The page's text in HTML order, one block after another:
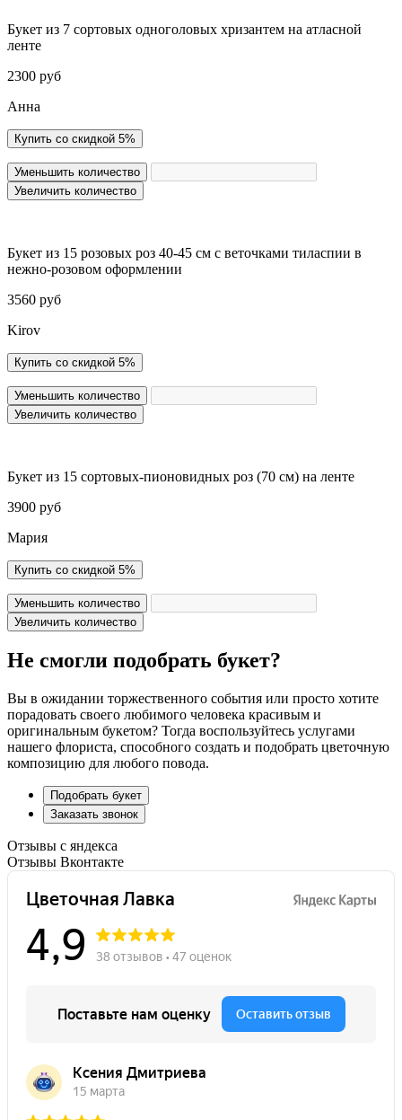
Букет из 7 сортовых одноголовых хризантем на атласной
ленте
2300 руб
Анна
Купить со скидкой 5%
Уменьшить количество
Увеличить количество
Букет из 15 розовых роз 40-45 см с веточками тиласпии в
нежно-розовом оформлении
3560 руб
Kirov
Купить со скидкой 5%
Уменьшить количество
Увеличить количество
Букет из 15 сортовых-пионовидных роз (70 см) на ленте
3900 руб
Мария
Купить со скидкой 5%
Уменьшить количество
Увеличить количество
Не смогли подобрать букет?
Вы в ожидании торжественного события или просто хотите
порадовать своего любимого человека красивым и
оригинальным букетом? Тогда воспользуйтесь услугами
нашего флориста, способного создать и подобрать цветочную
композицию для любого повода.
Подобрать букет
Заказать звонок
Отзывы с яндекса
Отзывы Вконтакте